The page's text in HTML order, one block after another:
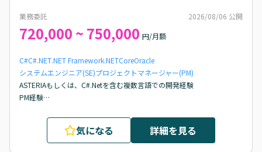
業務委託 2026/08/06 公開
720,000 ~ 750,000 円/月額
C#C#.NET.NET Framework.NETCoreOracle
システムエンジニア(SE)プロジェクトマネージャー(PM)
ASTERIAもしくは、C#.Netを含む複数言語での開発経験
PM経験
工数見積もり、レビュー経験
Oracleの基本知識
コミュニケーション力（顧客折衝、チームメンバーとの関係構築）
気になる 詳細を見る